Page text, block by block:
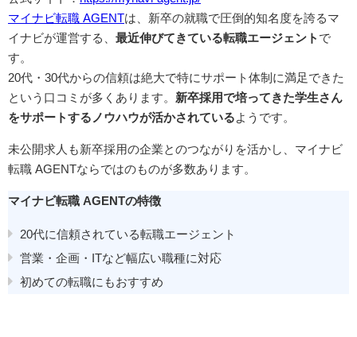
マイナビ転職 AGENTは、新卒の就職で圧倒的知名度を誇るマ
イナビが運営する、 最近伸びてきている転職エージェント で
す。
20代・30代からの信頼は絶大で特にサポート体制に満足できた
という口コミが多くあります。 新卒採用で培ってきた学生さん
をサポートするノウハウが活かされている ようです。
未公開求人も新卒採用の企業とのつながりを活かし、マイナビ
転職 AGENTならではのものが多数あります。
マイナビ転職 AGENTの特徴
20代に信頼されている転職エージェント
営業・企画・ITなど幅広い職種に対応
初めての転職にもおすすめ